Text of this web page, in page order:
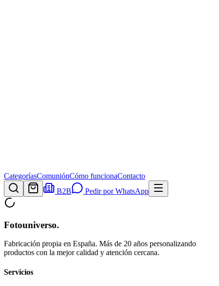
CategoríasComuniónCómo funcionaContacto
B2B
Pedir por WhatsApp
Fotouniverso.
Fabricación propia en España. Más de 20 años personalizando
productos con la mejor calidad y atención cercana.
Servicios